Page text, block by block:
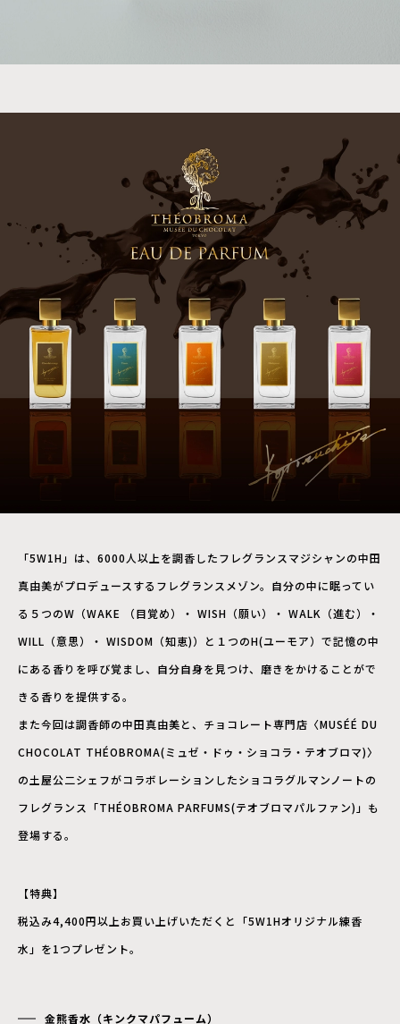
「5W1H」は、6000人以上を調香したフレグランスマジシャンの中田
真由美がプロデュースするフレグランスメゾン。自分の中に眠ってい
る５つのW（WAKE （目覚め）・ WISH（願い）・ WALK（進む）・
WILL（意思）・ WISDOM（知恵)）と１つのH(ユーモア）で記憶の中
にある香りを呼び覚まし、自分自身を見つけ、磨きをかけることがで
きる香りを提供する。
また今回は調香師の中田真由美と、チョコレート専門店〈MUSÉÉ DU
CHOCOLAT THÉOBROMA(ミュゼ・ドゥ・ショコラ・テオブロマ)〉
の土屋公二シェフがコラボレーションしたショコラグルマンノートの
フレグランス「THÉOBROMA PARFUMS(テオブロマパルファン)」も
登場する。
【特典】
税込み4,400円以上お買い上げいただくと「5W1Hオリジナル練香
水」を1つプレゼント。
金熊香水（キンクマパフューム）